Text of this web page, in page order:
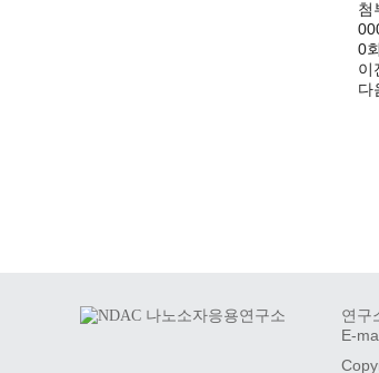
첨
0
이
다
연구
E-